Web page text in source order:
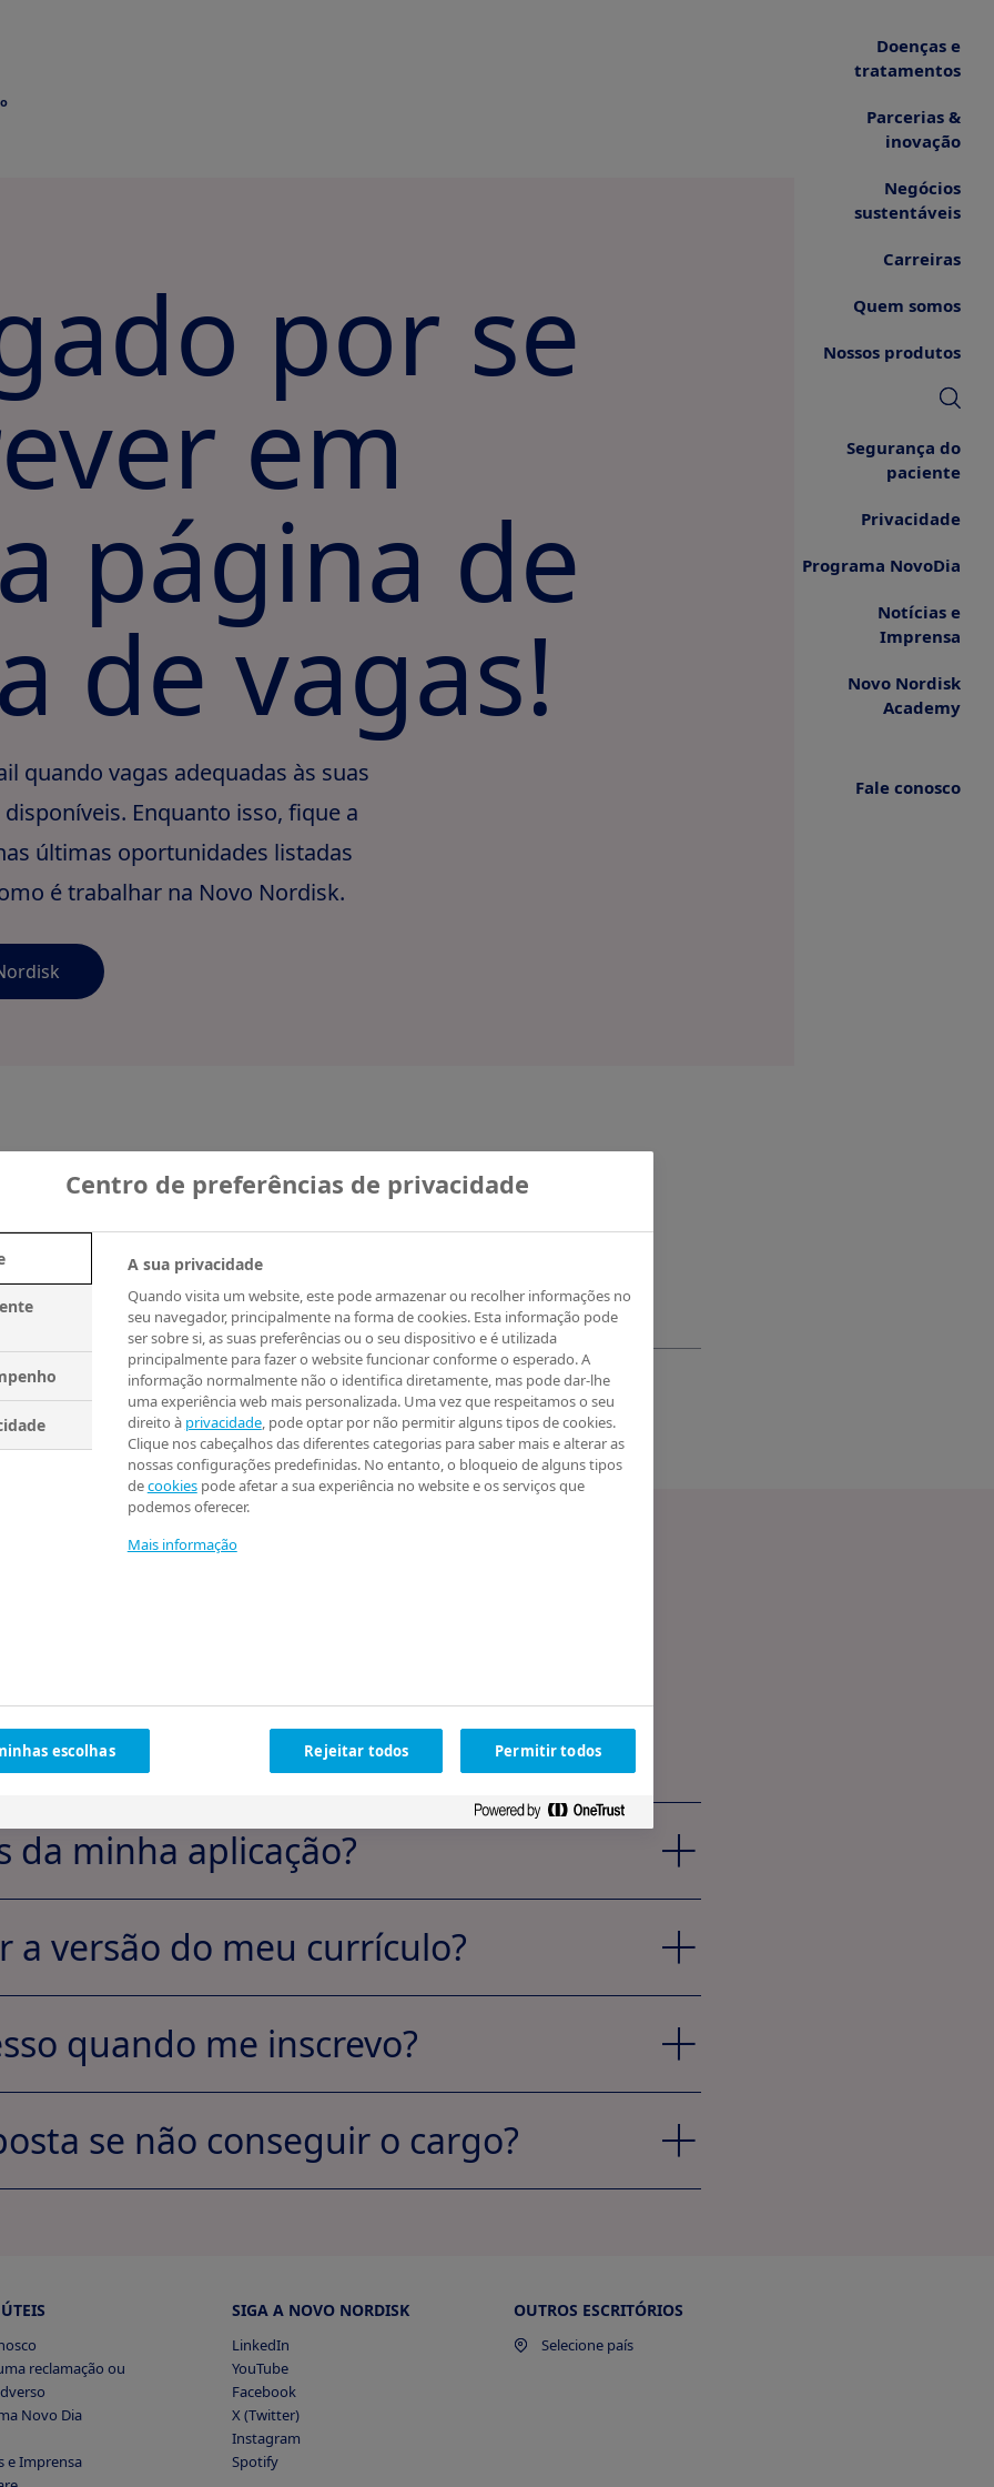
Doenças e
tratamentos
Parcerias &
inovação
Negócios
sustentáveis
Carreiras
Quem somos
Nossos produtos
Segurança do
paciente
Privacidade
Programa NovoDia
Notícias e
Imprensa
Novo Nordisk
Academy
Fale conosco
por se
em
página de
de vagas!
quando vagas adequadas às suas
Enquanto isso, fique a
últimas oportunidades listadas
é trabalhar na Novo Nordisk.
vagas
muitas vezes
da minha aplicação?
agora
a versão do meu currículo?
quando me inscrevo?
Jobs Applied
se não conseguir o cargo?
Empregos Aplicados
reclamação ou
Novo Dia
e Imprensa
SIGA A NOVO NORDISK
LinkedIn
YouTube
Facebook
X (Twitter)
Instagram
Spotify
OUTROS ESCRITÓRIOS
Selecione país
Centro de preferências de privacidade
A sua privacidade
Quando visita um website, este pode armazenar ou recolher informações no
seu navegador, principalmente na forma de cookies. Esta informação pode
ser sobre si, as suas preferências ou o seu dispositivo e é utilizada
principalmente para fazer o website funcionar conforme o esperado. A
informação normalmente não o identifica diretamente, mas pode dar-lhe
uma experiência web mais personalizada. Uma vez que respeitamos o seu
direito à privacidade, pode optar por não permitir alguns tipos de cookies.
Clique nos cabeçalhos das diferentes categorias para saber mais e alterar as
nossas configurações predefinidas. No entanto, o bloqueio de alguns tipos
decookiespode afetar a sua experiência no website e os serviços que
podemos oferecer.
Mais informação
escolhas Rejeitar todos Permitir todos